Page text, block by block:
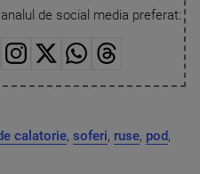
de social media preferat:
calatorie, soferi, ruse, pod,